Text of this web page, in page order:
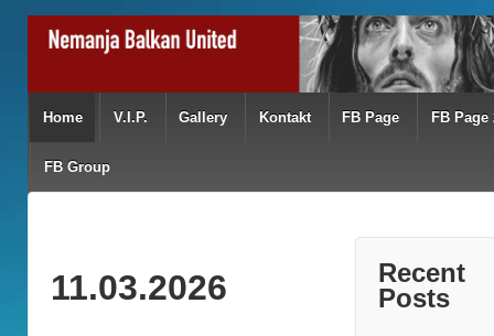
Home V.I.P. Gallery Kontakt FB Page FB Page
FB Group
11.03.2026
Recent
Posts